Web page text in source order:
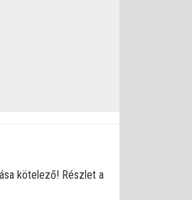
kötelező! Részlet a